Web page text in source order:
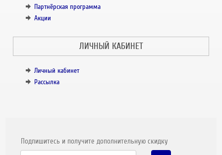
Партнёрская программа
Акции
ЛИЧНЫЙ КАБИНЕТ
Личный кабинет
Рассылка
Подпишитесь и получите дополнительную скидку